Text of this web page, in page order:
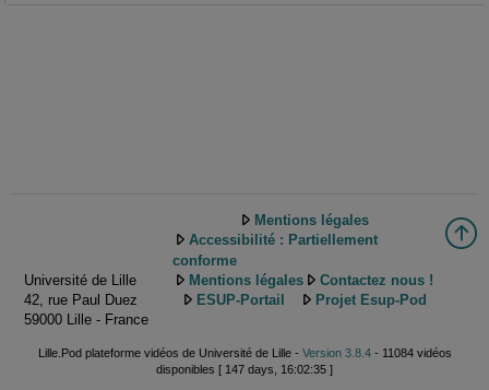
Université de Lille
42, rue Paul Duez
59000 Lille - France
Mentions légales
Accessibilité : Partiellement
conforme
Mentions légales
Contactez nous !
ESUP-Portail
Projet Esup-Pod
Lille.Pod plateforme vidéos de Université de Lille - Version 3.8.4- 11084 vidéos
disponibles [ 147 days, 16:02:35 ]